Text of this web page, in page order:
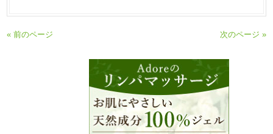
« 前のページ 次のページ »